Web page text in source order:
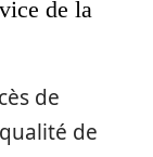
de la
de
de